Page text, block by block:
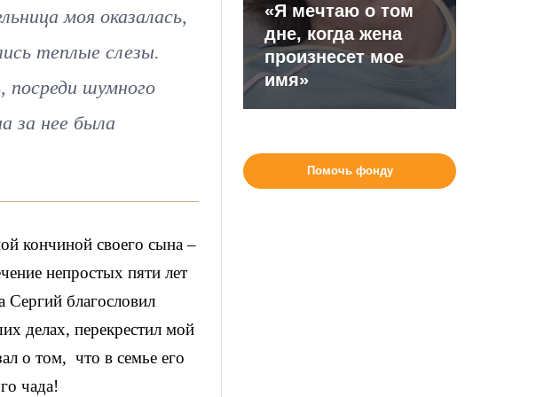
моя оказалась,
теплые слезы.
посреди шумного
за нее была
кончиной своего сына –
непростых пяти лет
Сергий благословил
делах, перекрестил мой
о том, что в семье его
чада!
«Я мечтаю о том
дне, когда жена
произнесет мое
имя»
Помочь фонду